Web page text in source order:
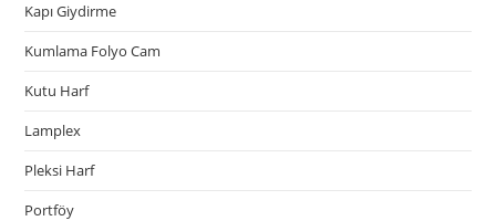
Kapı Giydirme
Kumlama Folyo Cam
Kutu Harf
Lamplex
Pleksi Harf
Portföy